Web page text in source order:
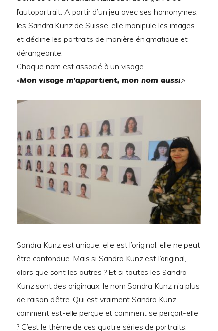
l’autoportrait. A partir d’un jeu avec ses homonymes,
les Sandra Kunz de Suisse, elle manipule les images
et décline les portraits de manière énigmatique et
dérangeante.
Chaque nom est associé à un visage.
«Mon visage m’appartient, mon nom aussi.»
Sandra Kunz est unique, elle est l’original, elle ne peut
être confondue. Mais si Sandra Kunz est l’original,
alors que sont les autres ? Et si toutes les Sandra
Kunz sont des originaux, le nom Sandra Kunz n’a plus
de raison d’être. Qui est vraiment Sandra Kunz,
comment est-elle perçue et comment se perçoit-elle
? C’est le thème de ces quatre séries de portraits.